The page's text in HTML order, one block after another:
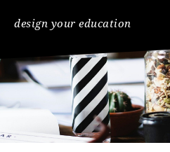
design your education